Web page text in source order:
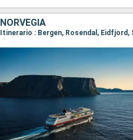
NORVEGIA
Itinerario : Bergen, Rosendal, Eidfjord,